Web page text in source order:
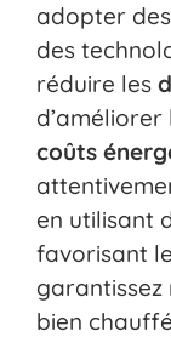
adopter des
des
réduire les
d’améliorer
coûts
en utilisant
favorisant
garantissez
bien